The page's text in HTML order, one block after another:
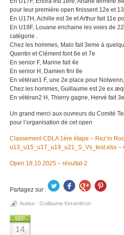
pour leur première open finissent 12e et
En U17H, Achille est 3e et Arthur fait 11e
En U19F, Louane enchaine les voies de
catégorie .
Chez les hommes, Malo fait 3eme à
Quentin et Clément font 6e et 7e
En senior F, Marine fait 4e
En senior H, Damien fini 8e
En vétéran1 F, une 2e place pour
Chez les hommes, Guillaume est 2e ex
En vétéran2 H, Thierry gagne, Hervé fait
Un grand merci aux ouvreurs du Comité
pour l’organisation de cet open
Classement CDLA 1ère étape – Rez’in
u13_u15_u17_u19_u21_S_Vs_test.xlsx –
Open 18.10.2025 – résultat-2
Partagez sur :
Auteur : Guillaume Kerambrun
SEP
14